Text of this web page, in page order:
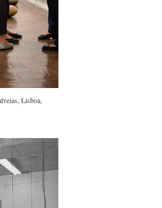
Lisboa,